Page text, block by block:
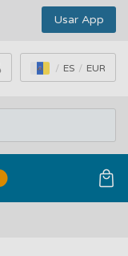
Usar App
ES EUR